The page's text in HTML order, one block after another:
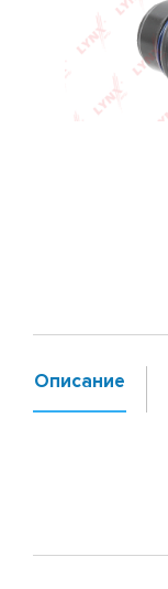
Описание